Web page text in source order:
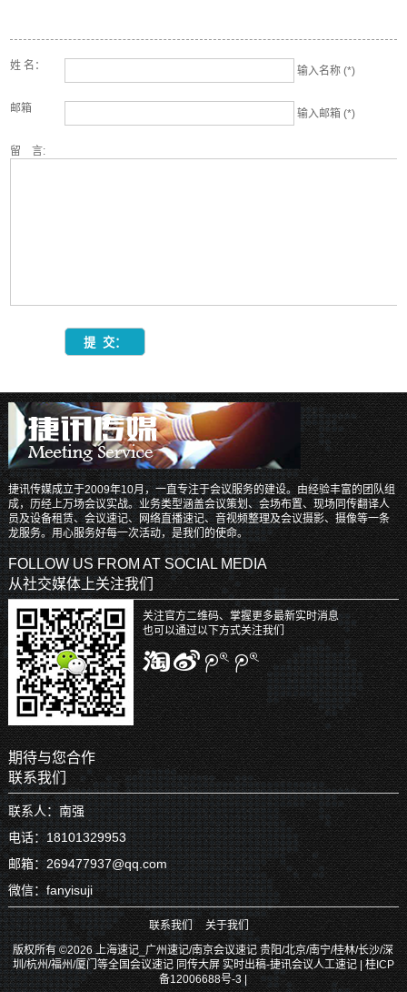
姓 名： 输入名称 (*)
邮箱 输入邮箱 (*)
留 言:
捷讯传媒成立于2009年10月，一直专注于会议服务的建设。由经验丰富的团队组
成，历经上万场会议实战。业务类型涵盖会议策划、会场布置、现场同传翻译人
员及设备租赁、会议速记、网络直播速记、音视频整理及会议摄影、摄像等一条
龙服务。用心服务好每一次活动，是我们的使命。
FOLLOW US FROM AT SOCIAL MEDIA
从社交媒体上关注我们
关注官方二维码、掌握更多最新实时消息
也可以通过以下方式关注我们
期待与您合作
联系我们
联系人：南强
电话：18101329953
邮箱：269477937@qq.com
微信：fanyisuji
联系我们
关于我们
版权所有 ©2026 上海速记_广州速记/南京会议速记 贵阳/北京/南宁/桂林/长沙/深
圳/杭州/福州/厦门等全国会议速记 同传大屏 实时出稿-捷讯会议人工速记 |桂ICP
备12006688号-3|